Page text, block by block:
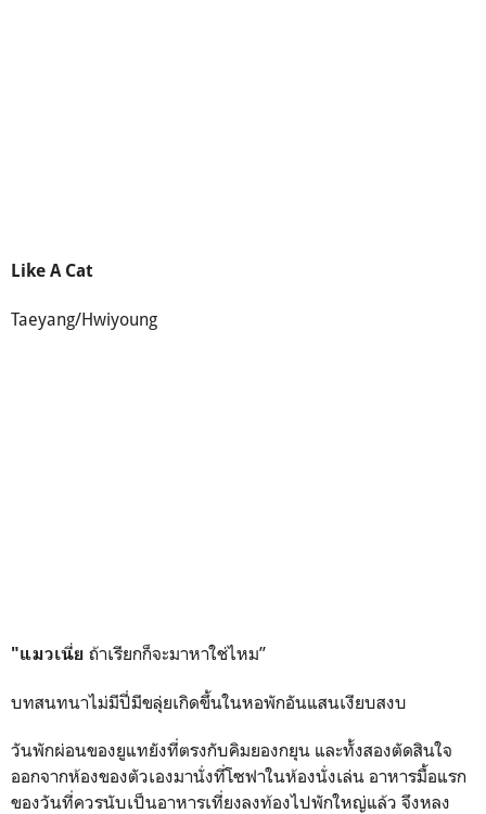
Like A Cat
Taeyang/Hwiyoung
"แมวเนี่ย ถ้าเรียกก็จะมาหาใช่ไหม”
บทสนทนาไม่มีปี่มีขลุ่ยเกิดขึ้นในหอพักอันแสนเงียบสงบ
วันพักผ่อนของยูแทยังที่ตรงกับคิมยองกยุน และทั้งสองตัดสินใจ
ออกจากห้องของตัวเองมานั่งที่โซฟาในห้องนั่งเล่น อาหารมื้อแรก
ของวันที่ควรนับเป็นอาหารเที่ยงลงท้องไปพักใหญ่แล้ว จึงหลง